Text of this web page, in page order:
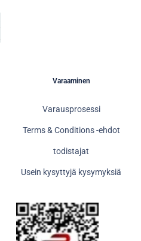
Varaaminen
Varausprosessi
Terms & Conditions -ehdot
todistajat
Usein kysyttyjä kysymyksiä